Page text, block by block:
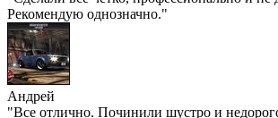
Рекомендую однозначно."
Андрей
"Все отлично. Починили шустро и